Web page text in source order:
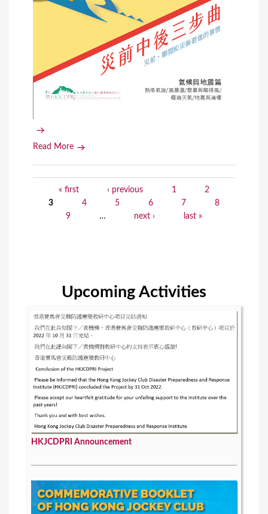
Read More
« first ‹ previous 1
2
3
4 5 6 7
8
9
… next › last »
Upcoming Activities
HKJCDPRI Announcement